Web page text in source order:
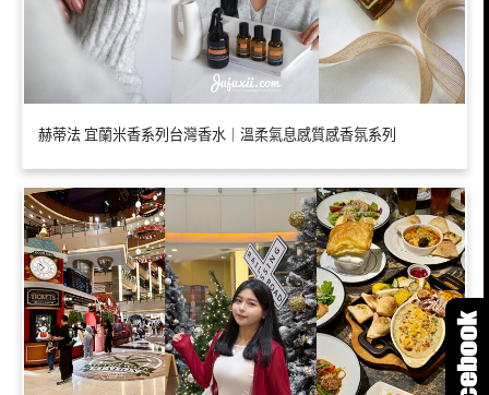
赫蒂法 宜蘭米香系列台灣香水｜溫柔氣息感質感香氛系列